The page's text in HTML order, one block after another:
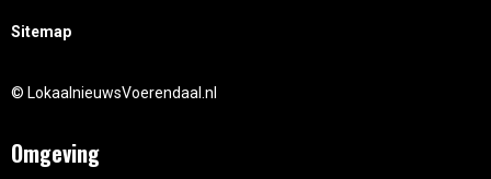
Sitemap
© LokaalnieuwsVoerendaal.nl
Omgeving